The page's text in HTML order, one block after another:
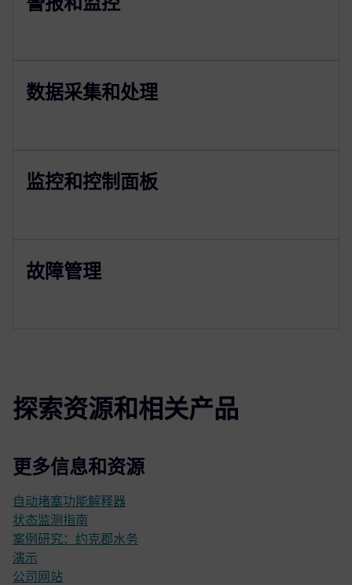
数据采集和处理
监控和控制面板
故障管理
探索资源和相关产品
更多信息和资源
自动堵塞功能解释器
状态监测指南
案例研究：约克郡水务
演示
公司网站